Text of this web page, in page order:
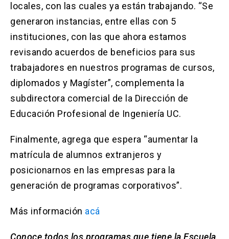
locales, con las cuales ya están trabajando. “Se
generaron instancias, entre ellas con 5
instituciones, con las que ahora estamos
revisando acuerdos de beneficios para sus
trabajadores en nuestros programas de cursos,
diplomados y Magíster”, complementa la
subdirectora comercial de la Dirección de
Educación Profesional de Ingeniería UC.
Finalmente, agrega que espera “aumentar la
matrícula de alumnos extranjeros y
posicionarnos en las empresas para la
generación de programas corporativos”.
Más información acá
Conoce todos los programas que tiene la Escuela